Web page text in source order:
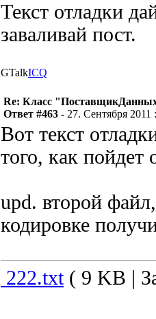
Текст отладки
заваливай пост.
GTalkICQ
Re: Класс
Ответ #463 - 27. Сентября 2011
Вот текст
того, как пойдет
upd. второй
кодировке
222.txt( 9 KB |